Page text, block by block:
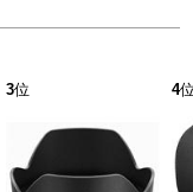
3位 4